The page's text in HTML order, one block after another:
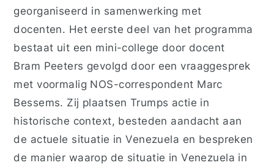
georganiseerd in samenwerking met
docenten. Het eerste deel van het programma
bestaat uit een mini-college door docent
Bram Peeters gevolgd door een vraaggesprek
met voormalig NOS-correspondent Marc
Bessems. Zij plaatsen Trumps actie in
historische context, besteden aandacht aan
de actuele situatie in Venezuela en bespreken
de manier waarop de situatie in Venezuela in